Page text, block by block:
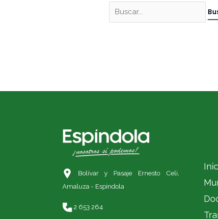
Bolívar y Pasaje Ernesto Celi,
Amaluza - Espíndola
2 653 264